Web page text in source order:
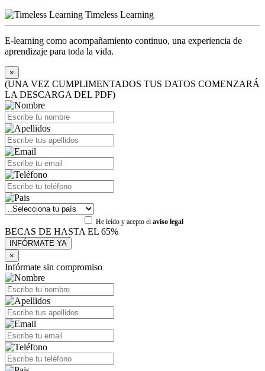
Timeless Learning
E-learning como acompañamiento continuo, una experiencia de
aprendizaje para toda la vida.
×
(UNA VEZ CUMPLIMENTADOS TUS DATOS COMENZARÁ
LA DESCARGA DEL PDF)
He leído y acepto el aviso legal
BECAS DE HASTA EL 65%
×
Infórmate sin compromiso